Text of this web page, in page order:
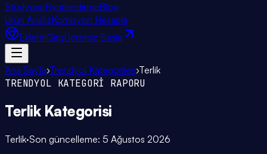
StüdyosuFiyatlandırmaBlog
Ürün AnalizKomisyon Hesapla
EklentiGirişÜcretsiz Başla
Ana Sayfa›Trendyol Kategorileri›Terlik
TRENDYOL KATEGORİ RAPORU
Terlik Kategorisi
Terlik·Son güncelleme: 5 Ağustos 2026